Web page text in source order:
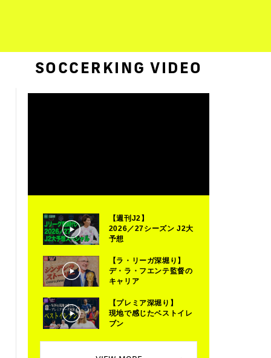
SOCCERKING VIDEO
【週刊J2】
2026／27シーズン J2大
予想
【ラ・リーガ深堀り】
デ・ラ・フエンテ監督の
キャリア
【プレミア深堀り】
現地で感じたベストイレ
ブン